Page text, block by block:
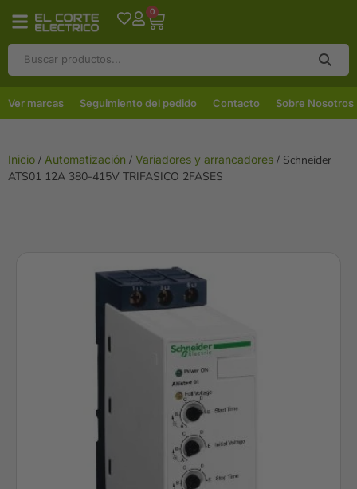
0
Ver marcas Seguimiento del pedido Contacto Sobre Nosotros
Inicio / Automatización / Variadores y arrancadores / Schneider
ATS01 12A 380-415V TRIFASICO 2FASES